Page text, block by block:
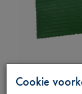
Cookie